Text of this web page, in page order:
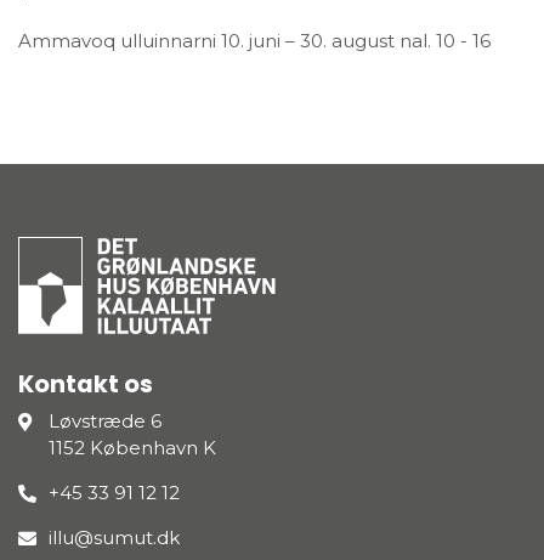
Ammavoq ulluinnarni 10. juni – 30. august nal. 10 - 16
Kontakt os
Løvstræde 6
1152 København K
+45 33 91 12 12
illu@sumut.dk